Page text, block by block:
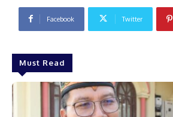
Facebook Twitter
Must Read